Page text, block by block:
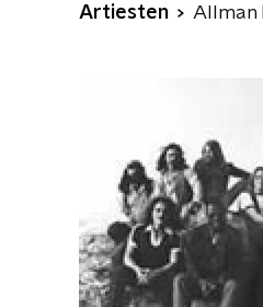
Artiesten Allman